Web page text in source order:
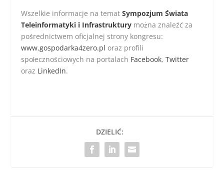
Wszelkie informacje na tematSympozjum Świata
Teleinformatyki i Infrastruktury można znaleźć za
pośrednictwem oficjalnej strony kongresu:
www.gospodarka4zero.pl oraz profili
społecznościowych na portalach Facebook,Twitter
oraz LinkedIn.
DZIELIĆ: